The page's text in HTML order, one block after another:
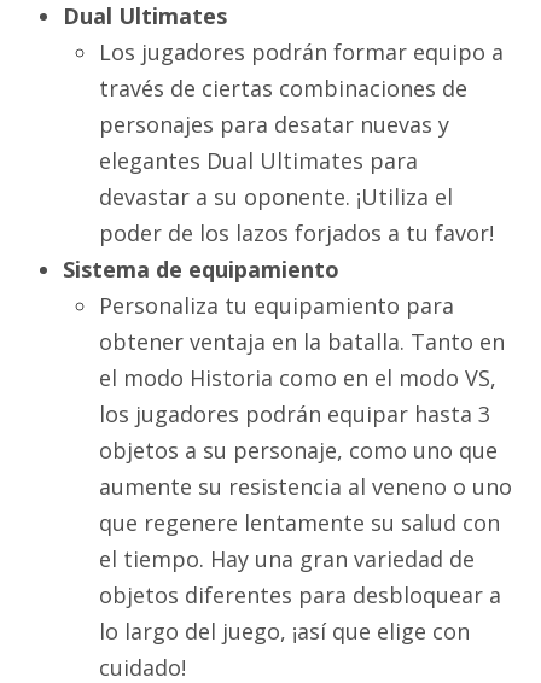
Dual Ultimates
Los jugadores podrán formar equipo a
través de ciertas combinaciones de
personajes para desatar nuevas y
elegantes Dual Ultimates para
devastar a su oponente. ¡Utiliza el
poder de los lazos forjados a tu favor!
Sistema de equipamiento
Personaliza tu equipamiento para
obtener ventaja en la batalla. Tanto en
el modo Historia como en el modo VS,
los jugadores podrán equipar hasta 3
objetos a su personaje, como uno que
aumente su resistencia al veneno o uno
que regenere lentamente su salud con
el tiempo. Hay una gran variedad de
objetos diferentes para desbloquear a
lo largo del juego, ¡así que elige con
cuidado!